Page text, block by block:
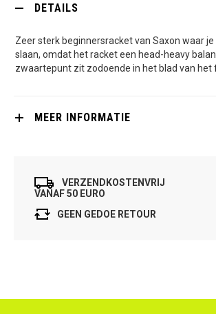
DETAILS
Zeer sterk beginnersracket van Saxon waar
slaan, omdat het racket een head-heavy
zwaartepunt zit zodoende in het blad van het
MEER INFORMATIE
VERZENDKOSTENVRIJ
VANAF 50 EURO
GEEN GEDOE RETOUR